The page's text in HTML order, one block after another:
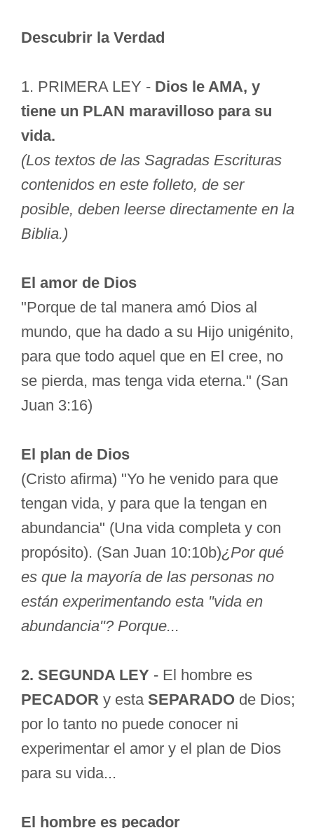
Descubrir la Verdad
1. PRIMERA LEY - Dios le AMA, y
tiene un PLAN maravilloso para su
vida.
(Los textos de las Sagradas Escrituras
contenidos en este folleto, de ser
posible, deben leerse directamente en la
Biblia.)
El amor de Dios
"Porque de tal manera amó Dios al
mundo, que ha dado a su Hijo unigénito,
para que todo aquel que en El cree, no
se pierda, mas tenga vida eterna." (San
Juan 3:16)
El plan de Dios
(Cristo afirma) "Yo he venido para que
tengan vida, y para que la tengan en
abundancia" (Una vida completa y con
propósito). (San Juan 10:10b)¿Por qué
es que la mayoría de las personas no
están experimentando esta "vida en
abundancia"? Porque...
2. SEGUNDA LEY - El hombre es
PECADOR y esta SEPARADO de Dios;
por lo tanto no puede conocer ni
experimentar el amor y el plan de Dios
para su vida...
El hombre es pecador